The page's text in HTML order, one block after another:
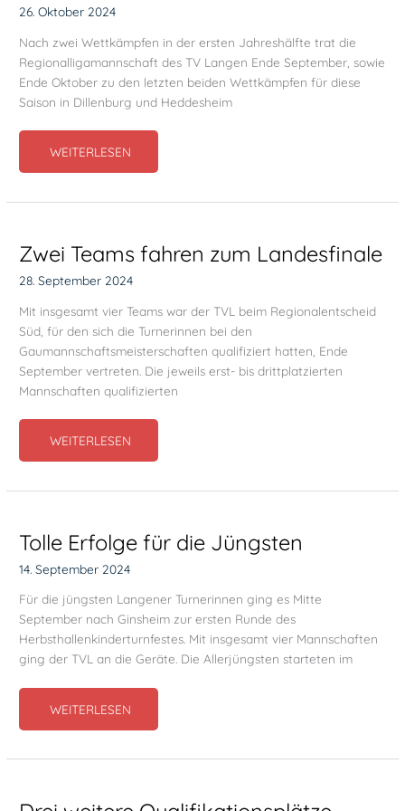
26. Oktober 2024
Nach zwei Wettkämpfen in der ersten Jahreshälfte trat die
Regionalligamannschaft des TV Langen Ende September, sowie
Ende Oktober zu den letzten beiden Wettkämpfen für diese
Saison in Dillenburg und Heddesheim
KLASSENERHALT
GEMEISTERT
WEITERLESEN
Zwei Teams fahren zum Landesfinale
28. September 2024
Mit insgesamt vier Teams war der TVL beim Regionalentscheid
Süd, für den sich die Turnerinnen bei den
Gaumannschaftsmeisterschaften qualifiziert hatten, Ende
September vertreten. Die jeweils erst- bis drittplatzierten
Mannschaften qualifizierten
ZWEI
FAHREN
WEITERLESEN
Tolle Erfolge für die Jüngsten
14. September 2024
Für die jüngsten Langener Turnerinnen ging es Mitte
September nach Ginsheim zur ersten Runde des
Herbsthallenkinderturnfestes. Mit insgesamt vier Mannschaften
ging der TVL an die Geräte. Die Allerjüngsten starteten im
TOLLE
FÜR
JÜNGSTEN
WEITERLESEN